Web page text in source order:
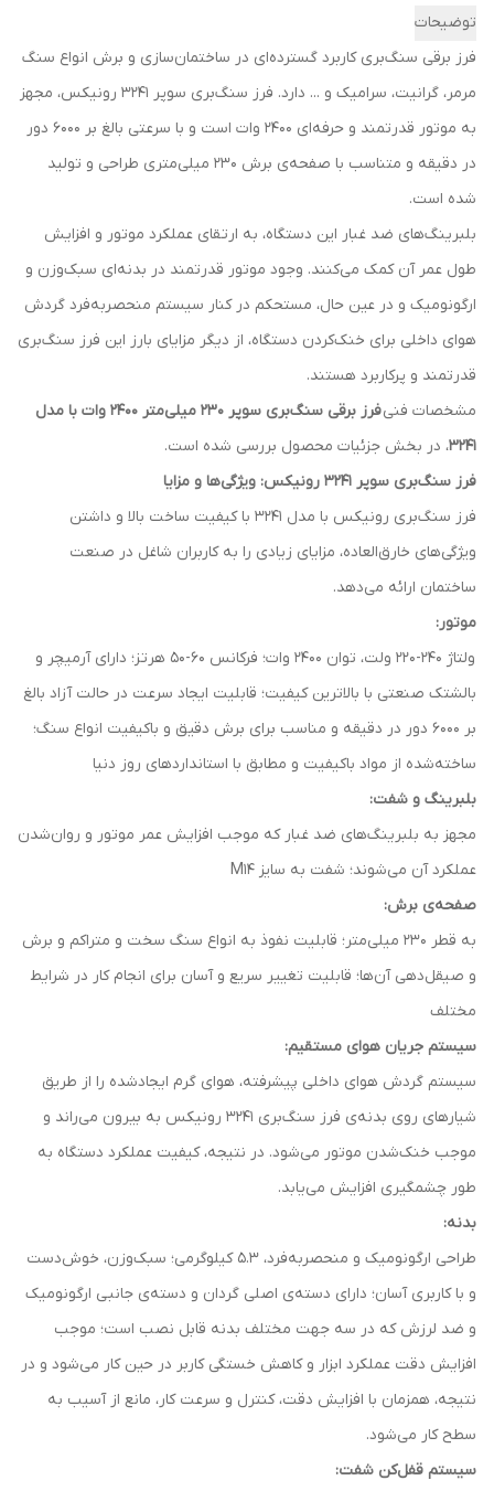
توضیحات
فرز برقی سنگ‌بری کاربرد گسترده‌ای در ساختمان‌سازی و برش انواع سنگ
مرمر، گرانیت، سرامیک و ... دارد. فرز سنگ‌بری سوپر 3241 رونیکس، مجهز
به موتور قدرتمند و حرفه‌ای 2400 وات است و با سرعتی بالغ بر 6000 دور
در دقیقه و متناسب با صفحه‌ی برش 230 میلی‌متری طراحی و تولید
شده است.
بلبرینگ‌های ضد غبار این دستگاه، به ارتقای عملکرد موتور و افزایش
طول عمر آن کمک می‌کنند. وجود موتور قدرتمند در بدنه‌ای سبک‌وزن و
ارگونومیک و در عین حال، مستحکم در کنار سیستم منحصربه‌فرد گردش
هوای داخلی برای خنک‌کردن دستگاه، از دیگر مزایای بارز این فرز سنگ‌بری
قدرتمند و پرکاربرد هستند.
مشخصات فنی
فرز برقی سنگ‌بری سوپر 230 میلی‌متر 2400 وات با مدل
3241، در بخش جزئیات محصول بررسی شده است.
فرز سنگ‌بری سوپر 3241 رونیکس: ویژگی‌ها و مزایا
فرز سنگ‌بری رونیکس با مدل 3241 با کیفیت ساخت بالا و داشتن
ویژگی‌های خارق‌العاده، مزایای زیادی را به کاربران شاغل در صنعت
ساختمان ارائه می‌دهد.
موتور:
ولتاژ 240-220 ولت، توان 2400 وات؛ فرکانس 60-50 هرتز؛ دارای آرمیچر و
بالشتک صنعتی با بالاترین کیفیت؛ قابلیت ایجاد سرعت در حالت آزاد بالغ
بر 6000 دور در دقیقه و مناسب برای برش دقیق و باکیفیت انواع سنگ؛
ساخته‌شده از مواد باکیفیت و مطابق با استانداردهای روز دنیا
بلبرینگ و شفت:
مجهز به بلبرینگ‌های ضد غبار که موجب افزایش عمر موتور و روان‌شدن
عملکرد آن می‌شوند؛ شفت به سایز M14
صفحه‌ی برش:
به قطر 230 میلی‌متر؛ قابلیت نفوذ به انواع سنگ سخت و متراکم و برش
و صیقل‌دهی آن‌ها؛ قابلیت تغییر سریع و آسان برای انجام کار در شرایط
مختلف
سیستم جریان هوای مستقیم:
سیستم گردش هوای داخلی پیشرفته، هوای گرم ایجادشده را از طریق
شیارهای روی بدنه‌ی فرز سنگ‌بری 3241 رونیکس به بیرون می‌راند و
موجب خنک‌شدن موتور می‌شود. در نتیجه، کیفیت عملکرد دستگاه به
طور چشمگیری افزایش می‌یابد.
بدنه:
طراحی ارگونومیک و منحصربه‌فرد، 5.3 کیلوگرمی؛ سبک‌وزن، خوش‌دست
و با کاربری آسان؛ دارای دسته‌ی اصلی گردان و دسته‌ی جانبی ارگونومیک
و ضد لرزش که در سه جهت مختلف بدنه قابل نصب است؛ موجب
افزایش دقت عملکرد ابزار و کاهش خستگی کاربر در حین کار می‌شود و در
نتیجه، همزمان با افزایش دقت، کنترل و سرعت کار، مانع از آسیب به
سطح کار می‌شود.
سیستم قفل‌کن شفت: